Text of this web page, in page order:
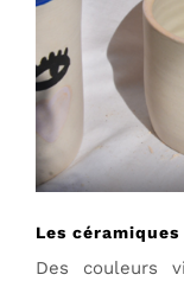
Les
Des couleurs